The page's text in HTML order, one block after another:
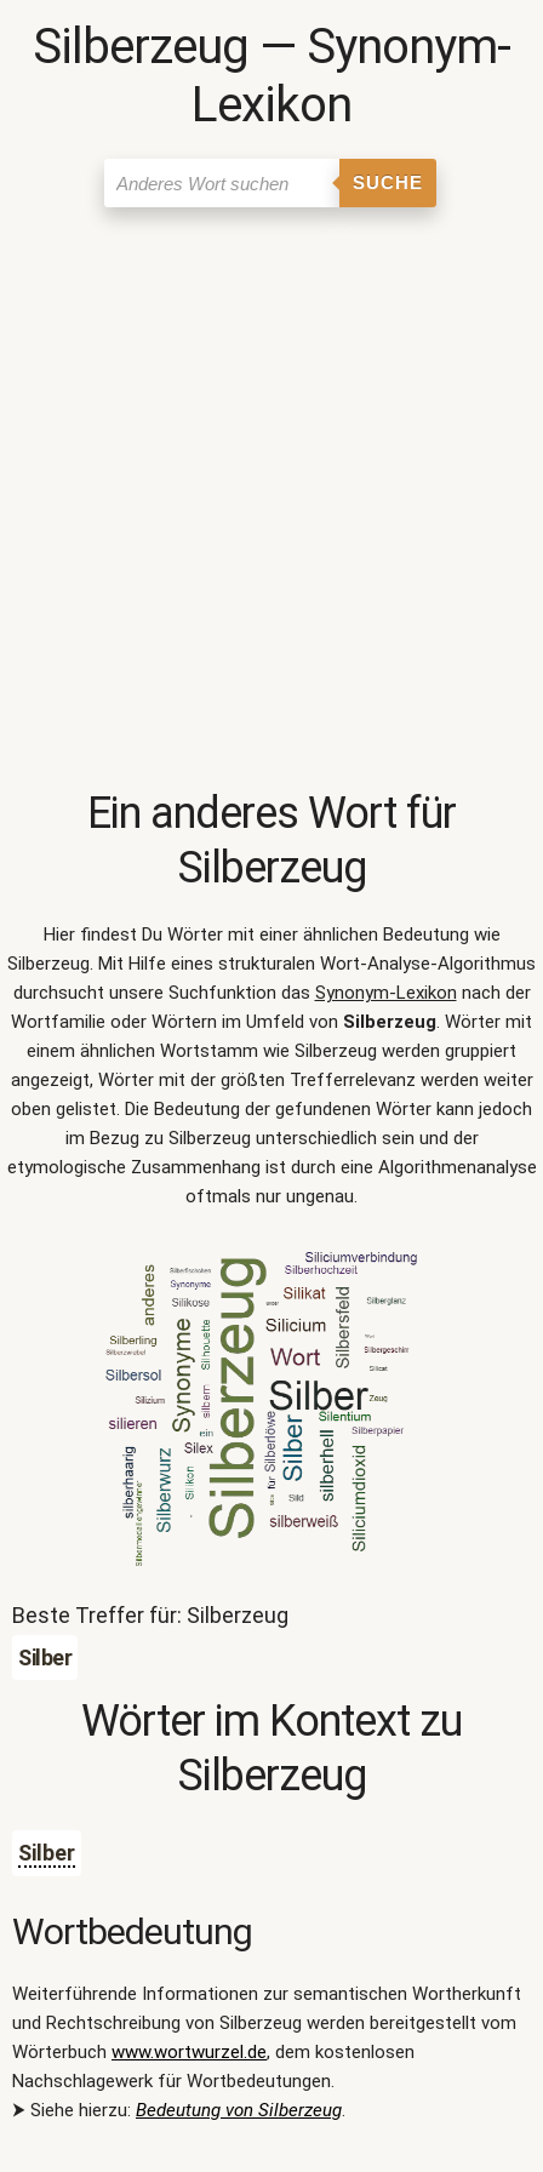
Silberzeug ― Synonym-
Lexikon
SUCHE
Ein anderes Wort für
Silberzeug
Hier findest Du Wörter mit einer ähnlichen Bedeutung wie
Silberzeug. Mit Hilfe eines strukturalen Wort-Analyse-Algorithmus
durchsucht unsere Suchfunktion das Synonym-Lexikon nach der
Wortfamilie oder Wörtern im Umfeld von Silberzeug. Wörter mit
einem ähnlichen Wortstamm wie Silberzeug werden gruppiert
angezeigt, Wörter mit der größten Trefferrelevanz werden weiter
oben gelistet. Die Bedeutung der gefundenen Wörter kann jedoch
im Bezug zu Silberzeug unterschiedlich sein und der
etymologische Zusammenhang ist durch eine Algorithmenanalyse
oftmals nur ungenau.
Beste Treffer für: Silberzeug
Silber
Wörter im Kontext zu
Silberzeug
Silber
Wortbedeutung
Weiterführende Informationen zur semantischen Wortherkunft
und Rechtschreibung von Silberzeug werden bereitgestellt vom
Wörterbuch www.wortwurzel.de, dem kostenlosen
Nachschlagewerk für Wortbedeutungen.
⮞ Siehe hierzu: Bedeutung von Silberzeug.